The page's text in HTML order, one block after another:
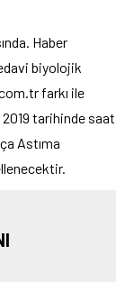
Haber
biyolojik
farkı ile
2019 tarihinde saat
Astıma